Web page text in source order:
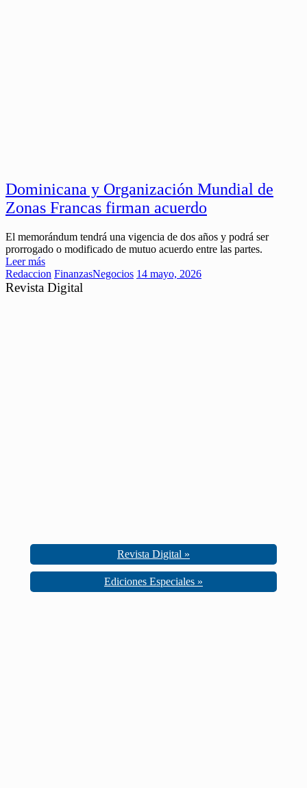
Dominicana y Organización Mundial de
Zonas Francas firman acuerdo
El memorándum tendrá una vigencia de dos años y podrá ser
prorrogado o modificado de mutuo acuerdo entre las partes.
Leer más
Redaccion FinanzasNegocios 14 mayo, 2026
Revista Digital
Revista Digital »
Ediciones Especiales »